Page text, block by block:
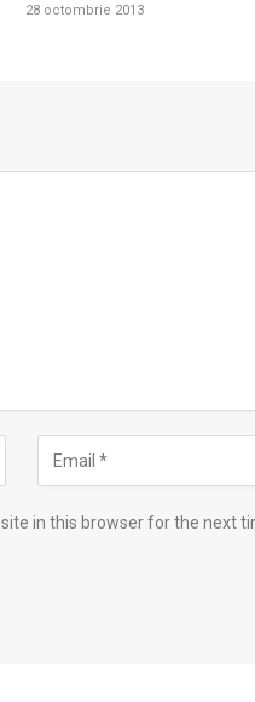
28 octombrie 2013
in this browser for the next